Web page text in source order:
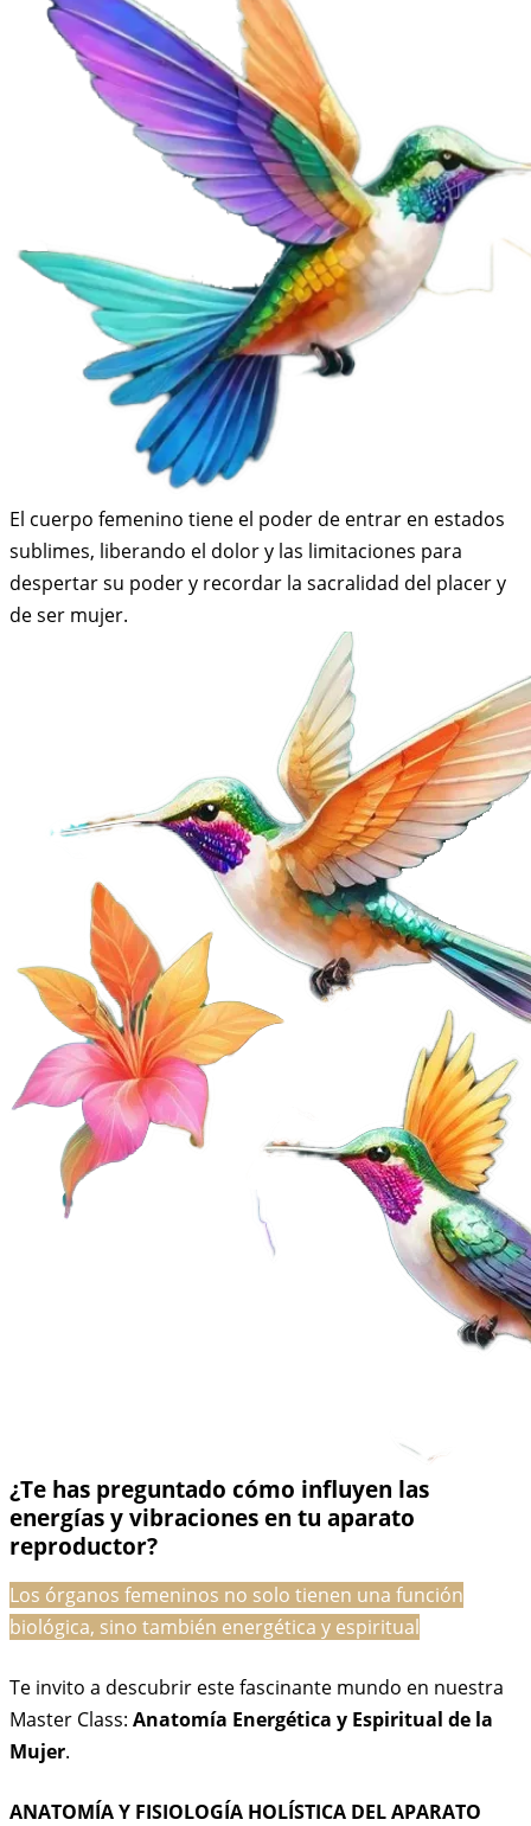
El cuerpo femenino tiene el poder de entrar en estados
sublimes, liberando el dolor y las limitaciones para
despertar su poder y recordar la sacralidad del placer y
de ser mujer.
¿Te has preguntado cómo influyen las
energías y vibraciones en tu aparato
reproductor?
Los órganos femeninos no solo tienen una función
biológica, sino también energética y espiritual
Te invito a descubrir este fascinante mundo en nuestra
Master Class: Anatomía Energética y Espiritual de la
Mujer.
ANATOMÍA Y FISIOLOGÍA HOLÍSTICA DEL APARATO